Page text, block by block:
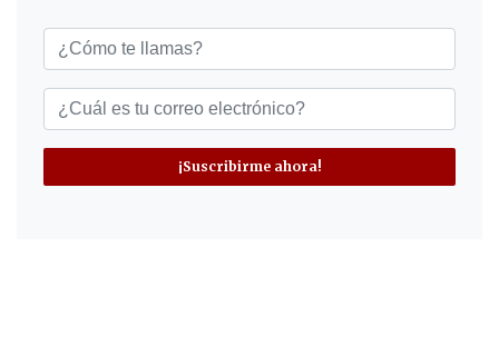
¡Suscribirme ahora!